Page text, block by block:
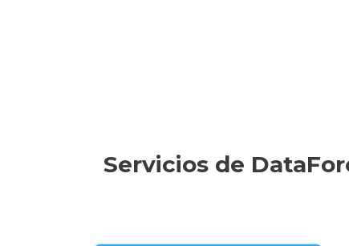
Servicios de